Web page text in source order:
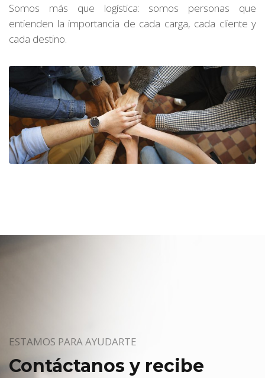
Somos más que logística: somos personas que
entienden la importancia de cada carga, cada cliente y
cada destino.
ESTAMOS PARA AYUDARTE
Contáctanos y recibe